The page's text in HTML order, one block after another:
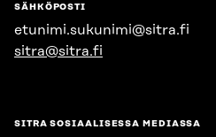
SÄHKÖPOSTI
etunimi.sukunimi@sitra.fi
sitra@sitra.fi
SITRA SOSIAALISESSA MEDIASSA